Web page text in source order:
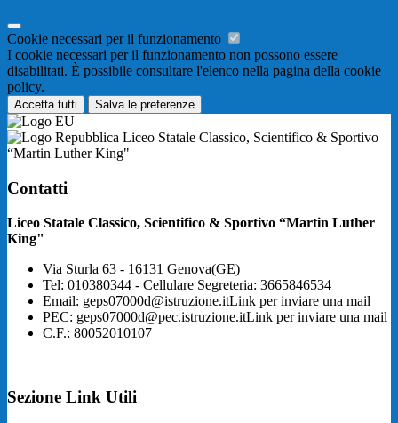
Cookie necessari per il funzionamento
I cookie necessari per il funzionamento non possono essere
disabilitati. È possibile consultare l'elenco nella pagina della cookie
policy.
Accetta tutti Salva le preferenze
Liceo Statale Classico, Scientifico & Sportivo
“Martin Luther King"
Contatti
Liceo Statale Classico, Scientifico & Sportivo “Martin Luther
King"
Via Sturla 63 - 16131 Genova(GE)
Tel: 010380344 - Cellulare Segreteria: 3665846534
Email: geps07000d@istruzione.itLink per inviare una mail
PEC: geps07000d@pec.istruzione.itLink per inviare una mail
C.F.: 80052010107
Sezione Link Utili